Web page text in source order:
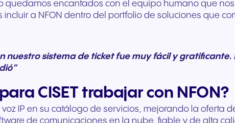
Viajes y hostelería
servicios excepcionales a
Sector público
ágiles y un
quedamos encantados con el equipo humano que
a NFON dentro del portfolio de soluciones que
nuestro sistema de ticket fue muy fácil y
CISET trabajar con NFON?
voz IP en su catálogo de servicios, mejorando la
de comunicaciones en la nube, fiable y de alta